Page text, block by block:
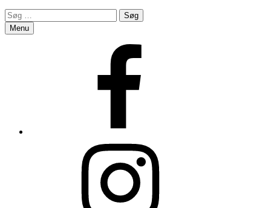
Search
Søg
efter:
Menu